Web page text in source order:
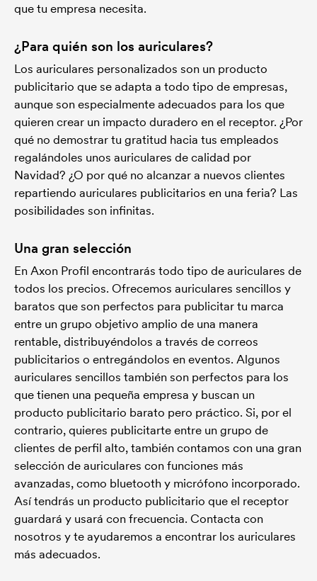
que tu empresa necesita.
¿Para quién son los auriculares?
Los auriculares personalizados son un producto
publicitario que se adapta a todo tipo de empresas,
aunque son especialmente adecuados para los que
quieren crear un impacto duradero en el receptor. ¿Por
qué no demostrar tu gratitud hacia tus empleados
regalándoles unos auriculares de calidad por
Navidad? ¿O por qué no alcanzar a nuevos clientes
repartiendo auriculares publicitarios en una feria? Las
posibilidades son infinitas.
Una gran selección
En Axon Profil encontrarás todo tipo de auriculares de
todos los precios. Ofrecemos auriculares sencillos y
baratos que son perfectos para publicitar tu marca
entre un grupo objetivo amplio de una manera
rentable, distribuyéndolos a través de correos
publicitarios o entregándolos en eventos. Algunos
auriculares sencillos también son perfectos para los
que tienen una pequeña empresa y buscan un
producto publicitario barato pero práctico. Si, por el
contrario, quieres publicitarte entre un grupo de
clientes de perfil alto, también contamos con una gran
selección de auriculares con funciones más
avanzadas, como bluetooth y micrófono incorporado.
Así tendrás un producto publicitario que el receptor
guardará y usará con frecuencia. Contacta con
nosotros y te ayudaremos a encontrar los auriculares
más adecuados.